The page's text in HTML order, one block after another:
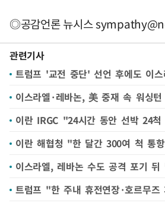
◎공감언론 뉴시스
관련기사
이스라엘·레바논, 美 중재 속 워싱
이란 IRGC "24시간 동안 선박 24
이란 해협청 "한 달간 300여 척 통
이스라엘, 레바논 수도 공격 포기 뒤